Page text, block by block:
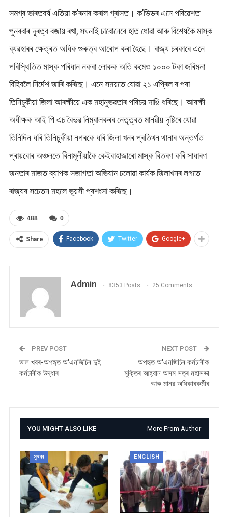
সমগ্ৰ ভাৰতবৰ্ষ এতিয়া ক’ৰনাৰ কৰাল গ্ৰাসত। ক’ভিডৰ এনে পৰিৱেশত
পুনৰবাৰ দূৰত্ব বজায় ৰখা, সঘনাই চাবোনেৰে হাত ধোৱা আৰু বিশেষকৈ মাস্ক
ব্যৱহাৰৰ ক্ষেত্ৰত অধিক গুৰুত্ব আৰোপ কৰা হৈছে। ৰাজ্য চৰকাৰে এনে
পৰিস্থিতিত মাস্ক পৰিধান নকৰা লোকক অতি কমেও ১০০০ টকা জৰিমনা
বিহিবলৈ নিৰ্দেশ জাৰি কৰিছে। এনে সময়তে যোৱা ২১ এপ্ৰিল ৰ পৰা
তিনিচুকীয়া জিলা আৰক্ষীয়ে এক মহানুভৱতাৰ পৰিচয় দাঙি ধৰিছে। আৰক্ষী
অধীক্ষক আই পি এচ বৈভৱ নিম্বালকৰৰ নেতৃত্বত মানৱীয় দৃষ্টিৰে যোৱা
তিনিদিন ধৰি তিনিচুকীয়া নগৰকে ধৰি জিলা খনৰ প্ৰতিখন থানাৰ অন্তৰ্গত
প্ৰায়বোৰ অঞ্চলতে বিনামূলীয়াকৈ কেইবাহাজাৰো মাস্ক বিতৰণ কৰি সাধাৰণ
জনতাৰ মাজত ব্যাপক সজাগতা অভিযান চলোৱা কাৰ্যক জিলাখনৰ লগতে
ৰাজ্যৰ সচেতন মহলে ভূয়সী প্ৰশংসা কৰিছে।
0
488
Share Facebook Twitter Google+
Admin 8353 Posts 25 Comments
PREV POST
ভাল খবৰ-অপহৃত অ’এনজিচিৰ দুই
কৰ্মচাৰীক উদ্ধাৰ
NEXT POST
অপহৃত অ’এনজিচিৰ কৰ্মচাৰীক
মুক্তিৰ আহ্বান অসম সত্ৰ মহাসভা
আৰু মানৱ অধিকাৰকৰ্মীৰ
YOU MIGHT ALSO LIKE More From Author
সুখবৰ ENGLISH